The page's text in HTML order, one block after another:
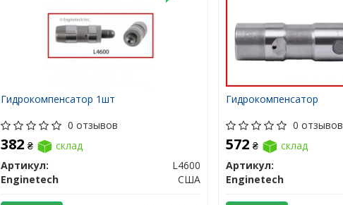
Гидрокомпенсатор 1шт
0 отзывов
382 ₴
склад
Артикул:
L4600
Enginetech
США
Гидрокомпенсатор
0 отзывов
572₴
склад
Артикул:
Enginetech